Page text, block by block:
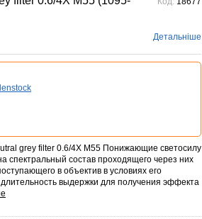
Детальніше
grey filter 0.6/4X M55 Понижающие светосилу
спектральный состав проходящего через них
в объектив в условиях его
выдержки для получения эффекта